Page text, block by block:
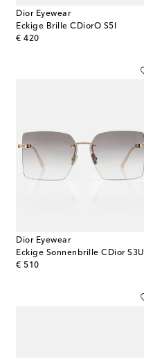
Dior Eyewear
Eckige Brille CDiorO S5I
€ 420
original price
Dior Eyewear
Eckige Sonnenbrille CDior S3U
€ 510
original price